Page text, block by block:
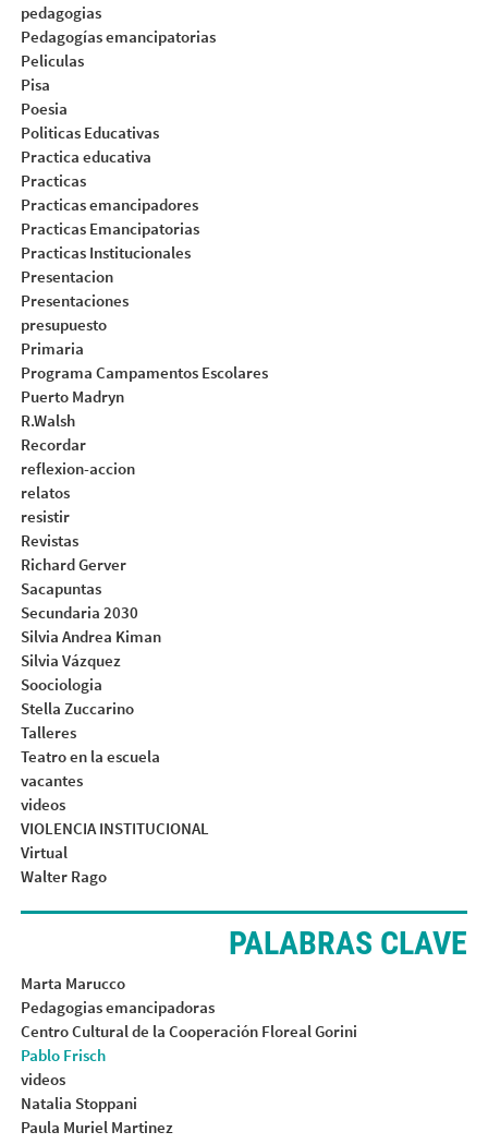
pedagogias
Pedagogías emancipatorias
Peliculas
Pisa
Poesia
Politicas Educativas
Practica educativa
Practicas
Practicas emancipadores
Practicas Emancipatorias
Practicas Institucionales
Presentacion
Presentaciones
presupuesto
Primaria
Programa Campamentos Escolares
Puerto Madryn
R.Walsh
Recordar
reflexion-accion
relatos
resistir
Revistas
Richard Gerver
Sacapuntas
Secundaria 2030
Silvia Andrea Kiman
Silvia Vázquez
Soociologia
Stella Zuccarino
Talleres
Teatro en la escuela
vacantes
videos
VIOLENCIA INSTITUCIONAL
Virtual
Walter Rago
PALABRAS CLAVE
Marta Marucco
Pedagogias emancipadoras
Centro Cultural de la Cooperación Floreal Gorini
Pablo Frisch
videos
Natalia Stoppani
Paula Muriel Martinez